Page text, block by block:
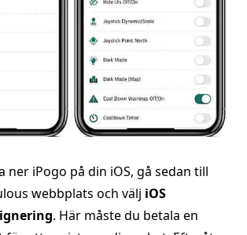
ner iPogo på din iOS, gå sedan till
webbplats och välj iOS
. Här måste du betala en